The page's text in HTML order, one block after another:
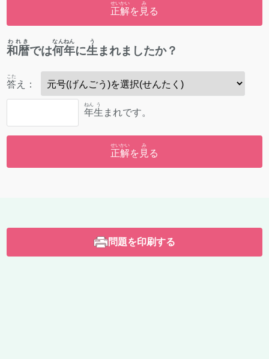
正解
せいかい
を 見
み
る
和暦
われき
では何年
なんねん
に生
う
まれましたか？
答
こた
え：
年
ねん
生
う
まれです。
正解
せいかい
を 見
み
る
問題を印刷する